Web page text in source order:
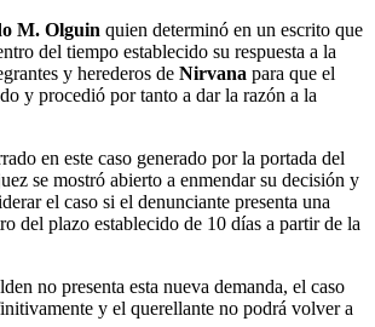
M. Olguin quien determinó en un escrito que
del tiempo establecido su respuesta a la
y herederos de Nirvana para que el
y procedió por tanto a dar la razón a la
en este caso generado por la portada del
se mostró abierto a enmendar su decisión y
el caso si el denunciante presenta una
del plazo establecido de 10 días a partir de la
no presenta esta nueva demanda, el caso
y el querellante no podrá volver a